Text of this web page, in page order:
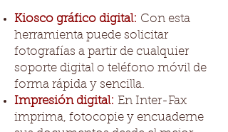
Kiosco gráfico digital: Con esta
herramienta puede solicitar
fotografías a partir de cualquier
soporte digital o teléfono móvil de
forma rápida y sencilla.
Impresión digital: En Inter-Fax
imprima, fotocopie y encuaderne